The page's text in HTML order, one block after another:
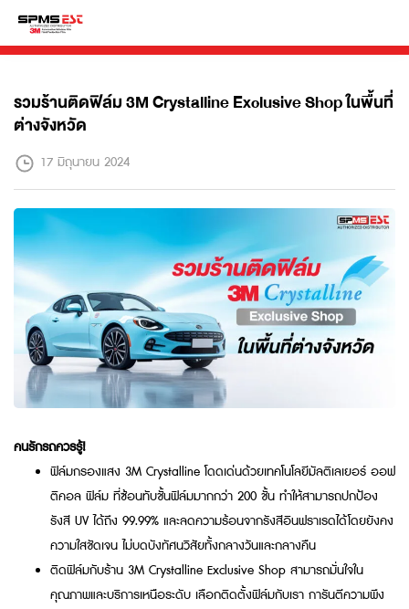
รวมร้านติดฟิล์ม 3M Crystalline Exclusive Shop ในพื้นที่
ต่างจังหวัด
17 มิถุนายน 2024
คนรักรถควรรู้!
ฟิล์มกรองแสง 3M Crystalline โดดเด่นด้วยเทคโนโลยีมัลติเลเยอร์ ออฟ
ติคอล ฟิล์ม ที่ซ้อนทับชั้นฟิล์มมากกว่า 200 ชั้น ทำให้สามารถปกป้อง
รังสี UV ได้ถึง 99.99% และลดความร้อนจากรังสีอินฟราเรดได้โดยยังคง
ความใสชัดเจน ไม่บดบังทัศนวิสัยทั้งกลางวันและกลางคืน
ติดฟิล์มกับร้าน 3M Crystalline Exclusive Shop สามารถมั่นใจใน
คุณภาพและบริการเหนือระดับ เลือกติดตั้งฟิล์มกับเรา การันตีความพึง